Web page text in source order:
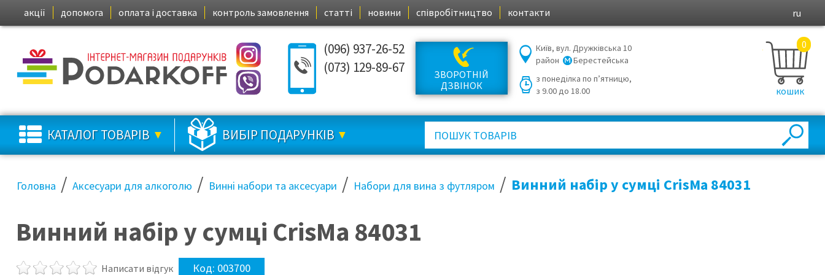
акції допомога оплата і доставка контроль замовлення статті новини співробітництво контакти ru
(096) 937-26-52
(073) 129-89-67
ЗВОРОТНІЙ
ДЗВІНОК
Київ, вул. Дружківська 10
район
Берестейська
з понеділка по п’ятницю,
з 9.00 до 18.00
0
кошик
КАТАЛОГ ТОВАРІВ ВИБІР ПОДАРУНКІВ
Головна / Аксесуари для алкоголю / Винні набори та аксесуари / Набори для вина з футляром / Винний набір у сумці CrisMa 84031
Винний набір у сумці CrisMa 84031
Написати відгук Код: 003700